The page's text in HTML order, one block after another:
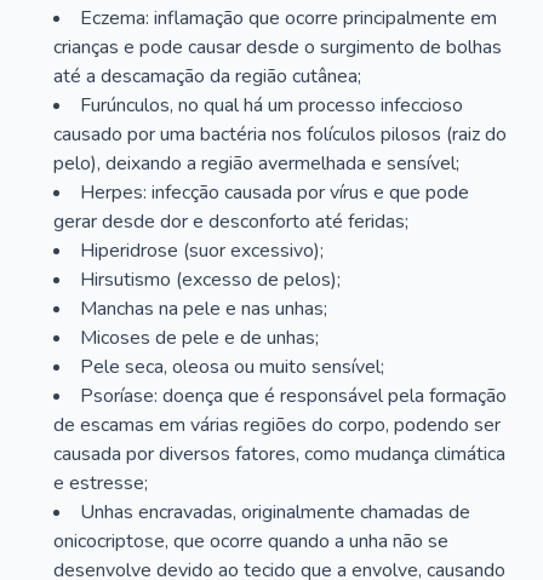
Eczema: inflamação que ocorre principalmente em
crianças e pode causar desde o surgimento de bolhas
até a descamação da região cutânea;
Furúnculos, no qual há um processo infeccioso
causado por uma bactéria nos folículos pilosos (raiz do
pelo), deixando a região avermelhada e sensível;
Herpes: infecção causada por vírus e que pode
gerar desde dor e desconforto até feridas;
Hiperidrose (suor excessivo);
Hirsutismo (excesso de pelos);
Manchas na pele e nas unhas;
Micoses de pele e de unhas;
Pele seca, oleosa ou muito sensível;
Psoríase: doença que é responsável pela formação
de escamas em várias regiões do corpo, podendo ser
causada por diversos fatores, como mudança climática
e estresse;
Unhas encravadas, originalmente chamadas de
onicocriptose, que ocorre quando a unha não se
desenvolve devido ao tecido que a envolve, causando